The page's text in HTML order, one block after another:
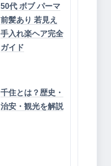
50代 ボブ パーマ
前髪あり 若見え
手入れ楽ヘア完全
ガイド
千住とは？歴史・
治安・観光を解説